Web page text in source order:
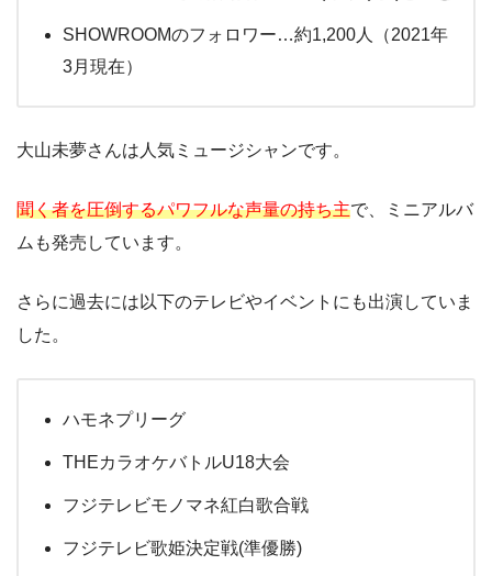
SHOWROOMのフォロワー…約1,200人（2021年
3月現在）
大山未夢さんは人気ミュージシャンです。
聞く者を圧倒するパワフルな声量の持ち主で、ミニアルバ
ムも発売しています。
さらに過去には以下のテレビやイベントにも出演していま
した。
ハモネプリーグ
THEカラオケバトルU18大会
フジテレビモノマネ紅白歌合戦
フジテレビ歌姫決定戦(準優勝)